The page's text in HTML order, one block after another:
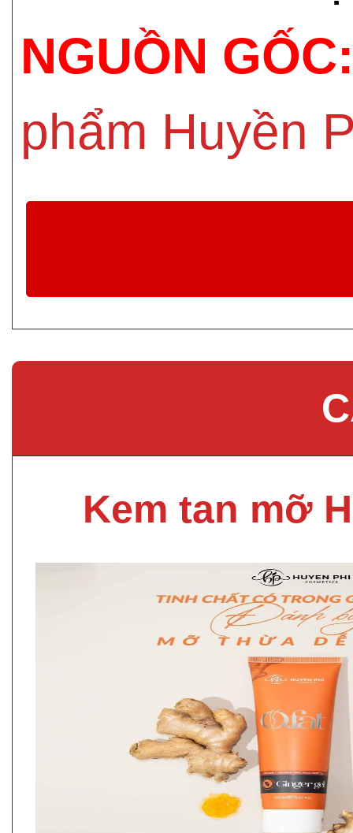
NGUỒN GỐC:
phẩm Huyền
Kem tan mỡ